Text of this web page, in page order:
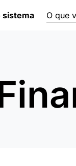
sistema O que